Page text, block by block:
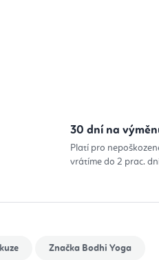
30 dní na
Platí pro
vrátíme do 2 prac.
Značka Bodhi Yoga